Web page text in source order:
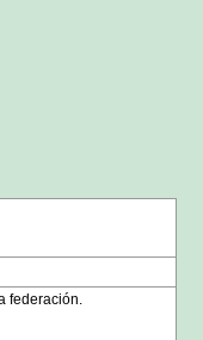
federación.